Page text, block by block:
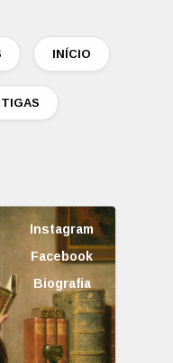
INÍCIO
Instagram
Facebook
Biografia